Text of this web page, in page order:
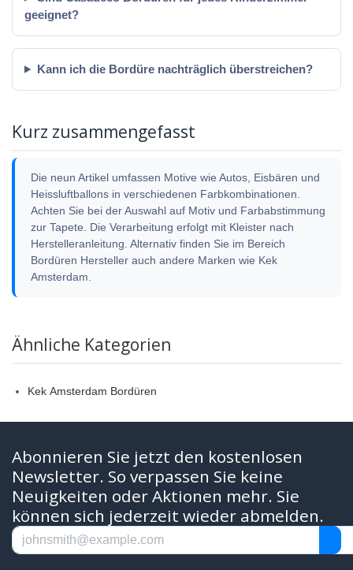
geeignet?
Kann ich die Bordüre nachträglich überstreichen?
Kurz zusammengefasst
Die neun Artikel umfassen Motive wie Autos, Eisbären und
Heissluftballons in verschiedenen Farbkombinationen.
Achten Sie bei der Auswahl auf Motiv und Farbabstimmung
zur Tapete. Die Verarbeitung erfolgt mit Kleister nach
Herstelleranleitung. Alternativ finden Sie im Bereich
Bordüren Hersteller auch andere Marken wie Kek
Amsterdam.
Ähnliche Kategorien
Kek Amsterdam Bordüren
Abonnieren Sie jetzt den kostenlosen
Newsletter. So verpassen Sie keine
Neuigkeiten oder Aktionen mehr. Sie
können sich jederzeit wieder abmelden.